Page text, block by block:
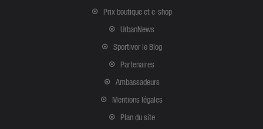
Prix boutique et e-shop
UrbanNews
Sportivor le Blog
Partenaires
Ambassadeurs
Mentions légales
Plan du site